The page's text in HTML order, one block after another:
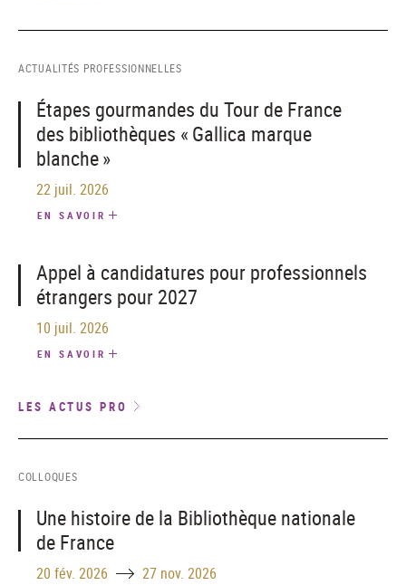
ACTUALITÉS PROFESSIONNELLES
Étapes gourmandes du Tour de France
des bibliothèques « Gallica marque
blanche »
22 juil. 2026
EN SAVOIR
Appel à candidatures pour professionnels
étrangers pour 2027
10 juil. 2026
EN SAVOIR
LES ACTUS PRO
COLLOQUES
Une histoire de la Bibliothèque nationale
de France
20 fév. 2026 Until 27 nov. 2026